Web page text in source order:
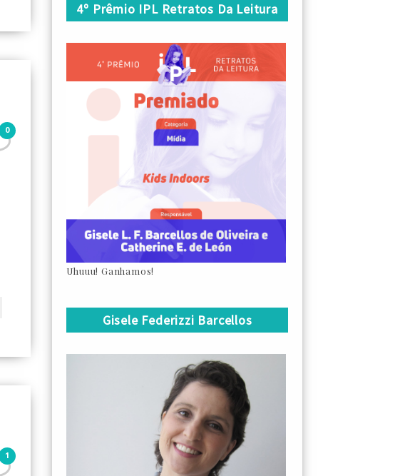
0
1
4º Prêmio IPL Retratos Da Leitura
Uhuuu! Ganhamos!
Gisele Federizzi Barcellos